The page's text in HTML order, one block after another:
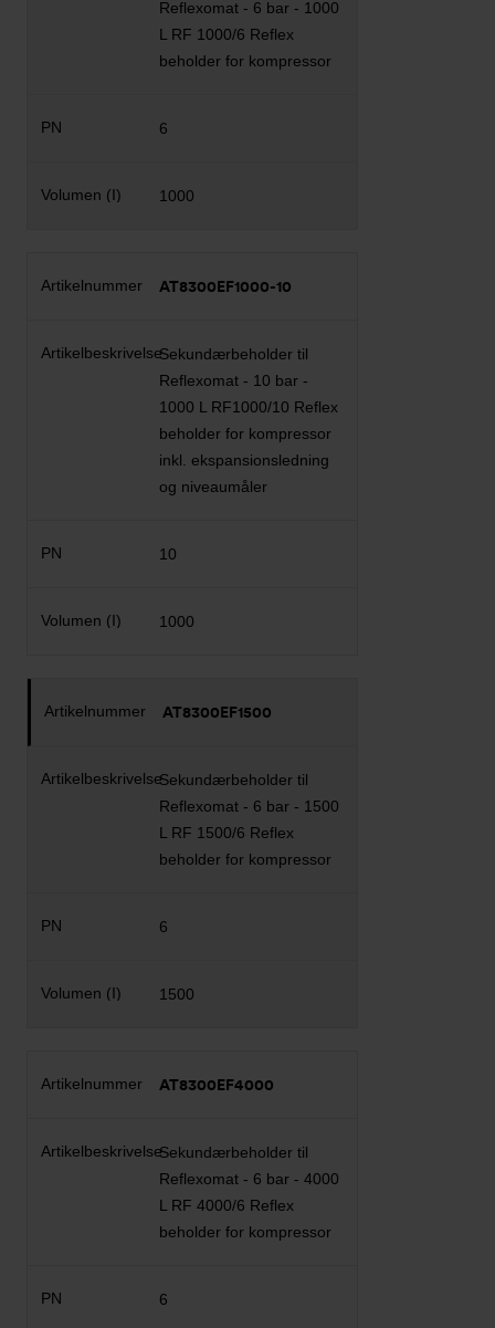
Reflexomat - 6 bar - 1000
L RF 1000/6 Reflex
beholder for kompressor
6
1000
AT8300EF1000-10
Sekundærbeholder til
Reflexomat - 10 bar -
1000 L RF1000/10 Reflex
beholder for kompressor
inkl. ekspansionsledning
og niveaumåler
10
1000
AT8300EF1500
Sekundærbeholder til
Reflexomat - 6 bar - 1500
L RF 1500/6 Reflex
beholder for kompressor
6
1500
AT8300EF4000
Sekundærbeholder til
Reflexomat - 6 bar - 4000
L RF 4000/6 Reflex
beholder for kompressor
6